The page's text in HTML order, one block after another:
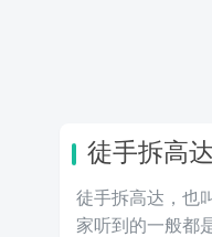
徒手拆高达
徒手拆高达，也
家听到的一般都